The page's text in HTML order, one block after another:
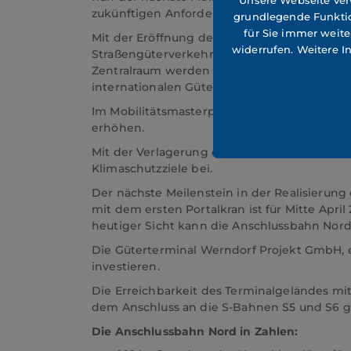
zukünftigen Anforderungen
Mit der Eröffnung des Cargo Center Graz
Straßengüterverkehr geschaffen. In den
Zentralraum werden Waren effizient und
internationalen Güterverkehrs.
Im Mobilitätsmasterplan 2030 des
erhöhen.
Mit der Verlagerung des Güterverkehrs von
Klimaschutzziele bei.
Der nächste Meilenstein in der
mit dem ersten Portalkran ist für Mitte April
heutiger Sicht kann die Anschlussbahn
Die Güterterminal Werndorf Projekt GmbH,
investieren.
Die Erreichbarkeit des Terminalgeländes
dem Anschluss an die S-Bahnen S5 und S6
Die Anschlussbahn Nord in Zahlen:
grundlegende
für Sie immer
widerrufen. Weitere